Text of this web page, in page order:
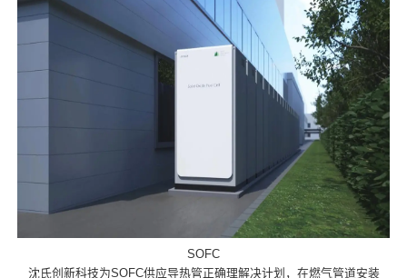
SOFC
沈氏创新科技为SOFC供应导热管正确理解决计划，在燃气管道安装